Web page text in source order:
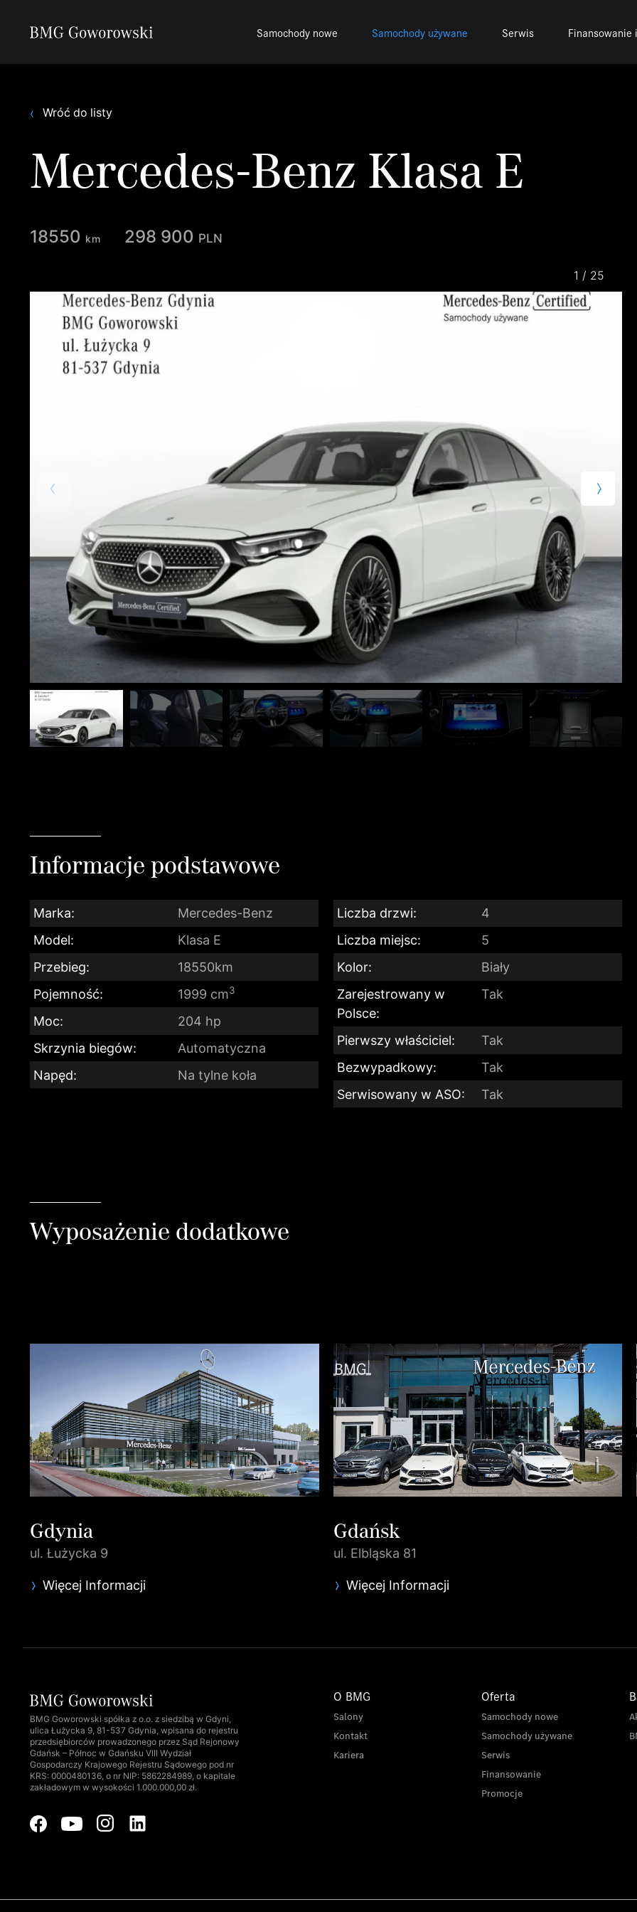
Samochody nowe Samochody używane Serwis Finansowanie
Wróć do listy
Mercedes-Benz Klasa E
18550 km 298 900 pln
1 / 25
Informacje podstawowe
Marka:
Mercedes-Benz
Model:
Klasa E
Przebieg:
18550km
Pojemność:
1999 cm3
Moc:
204 hp
Skrzynia biegów:
Automatyczna
Napęd:
Na tylne koła
Liczba drzwi:
4
Liczba miejsc:
5
Kolor:
Biały
Zarejestrowany w
Polsce:
Tak
Pierwszy właściciel:
Tak
Bezwypadkowy:
Tak
Serwisowany w ASO:
Tak
Wyposażenie dodatkowe
Gdynia
ul. Łużycka 9
Więcej Informacji
Gdańsk
ul. Elbląska 81
Więcej Informacji
BMG Goworowski spółka z o.o. z siedzibą w Gdyni,
ulica Łużycka 9, 81-537 Gdynia, wpisana do rejestru
przedsiębiorców prowadzonego przez Sąd Rejonowy
Gdańsk – Północ w Gdańsku VIII Wydział
Gospodarczy Krajowego Rejestru Sądowego pod nr
KRS: 0000480136, o nr NIP: 5862284989, o kapitale
zakładowym w wysokości 1.000.000,00 zł.
O BMG
Salony
Kontakt
Kariera
Oferta
Samochody nowe
Samochody używane
Serwis
Finansowanie
Promocje